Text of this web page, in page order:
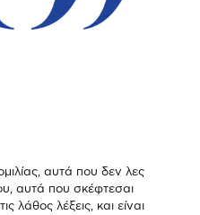
αυτά που δεν λες
αυτά που σκέφτεσαι
λάθος λέξεις, και είναι